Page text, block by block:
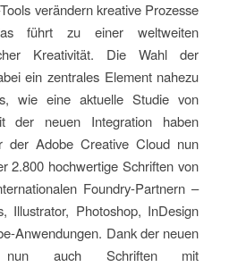
verändern kreative Prozesse
führt zu einer weltweiten
Kreativität. Die Wahl der
ein zentrales Element nahezu
wie eine aktuelle Studie von
der neuen Integration haben
der Adobe Creative Cloud nun
2.800 hochwertige Schriften von
Foundry-Partnern –
Illustrator, Photoshop, InDesign
Anwendungen. Dank der neuen
nun auch Schriften mit